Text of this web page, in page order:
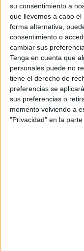
su consentimiento a
que llevemos a cabo
forma alternativa,
consentimiento o
cambiar sus
Tenga en cuenta que
personales puede no
tiene el derecho de
preferencias se
sus preferencias o
momento volviendo a
"Privacidad" en la
Máster
Cuidados
Emergencias
UNIVERSIDAD DE
Tipo: Máster
Máster